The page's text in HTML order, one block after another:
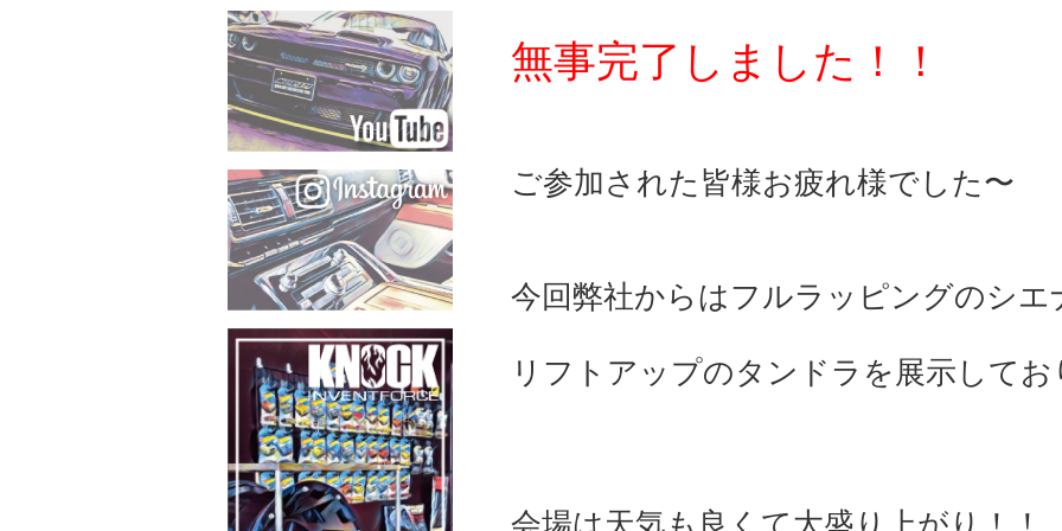
無事完了しました！！
ご参加された皆様お疲れ様でした〜
今回弊社からはフルラッピングのシエ
リフトアップのタンドラを展示してお
会場は天気も良くて大盛り上がり！！